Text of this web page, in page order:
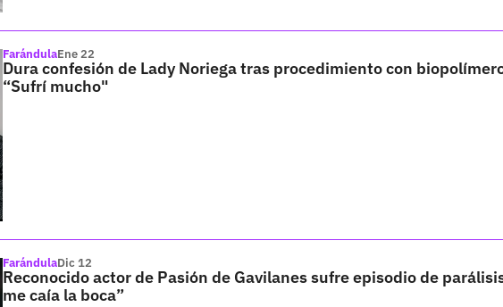
FarándulaEne 22
Dura confesión de Lady Noriega tras procedimiento con
“Sufrí mucho"
FarándulaDic 12
Reconocido actor de Pasión de Gavilanes sufre episodio de
me caía la boca”